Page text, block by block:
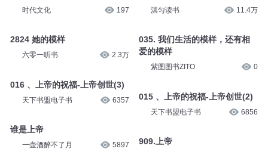
时代文化 197
2824 她的模样
六零一听书 2.3万
016 、上帝的祝福-上帝创世(3)
天下书盟电子书 6357
谁是上帝
一壶酒醉不了月 5897
淇匀读书 11.4万
035. 我们生活的模样，还有相
爱的模样
紫图图书ZITO 0
015 、上帝的祝福-上帝创世(2)
天下书盟电子书 6856
909.上帝